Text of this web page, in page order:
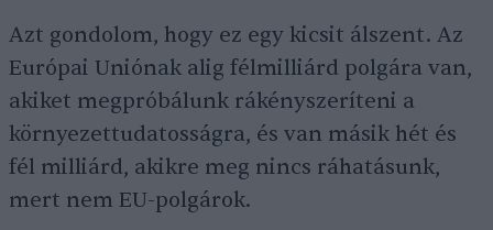
Azt gondolom, hogy ez egy kicsit álszent. Az
Európai Uniónak alig félmilliárd polgára van,
akiket megpróbálunk rákényszeríteni a
környezettudatosságra, és van másik hét és
fél milliárd, akikre meg nincs ráhatásunk,
mert nem EU-polgárok.